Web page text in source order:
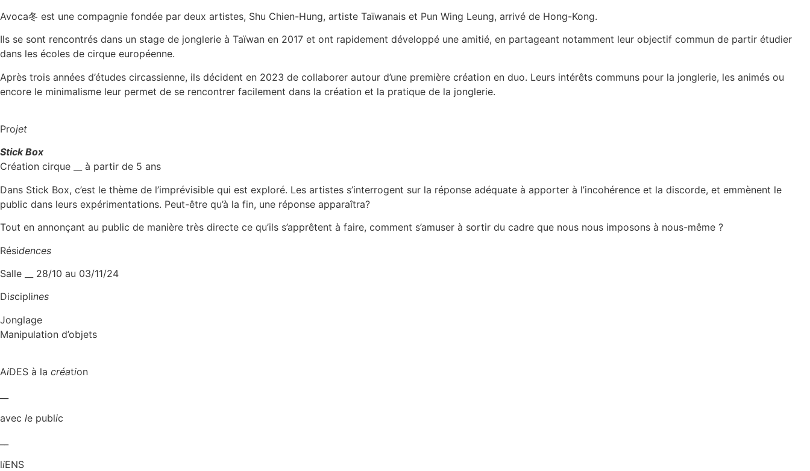
Avoca冬 est une compagnie fondée par deux artistes, Shu Chien-Hung, artiste Taïwanais et Pun Wing Leung, arrivé de Hong-Kong.
Ils se sont rencontrés dans un stage de jonglerie à Taïwan en 2017 et ont rapidement développé une amitié, en partageant notamment leur objectif commun de partir étudier
dans les écoles de cirque européenne.
Après trois années d’études circassienne, ils décident en 2023 de collaborer autour d’une première création en duo. Leurs intérêts communs pour la jonglerie, les animés ou
encore le minimalisme leur permet de se rencontrer facilement dans la création et la pratique de la jonglerie.
Projet
Stick Box
Création cirque __ à partir de 5 ans
Dans Stick Box, c’est le thème de l’imprévisible qui est exploré. Les artistes s’interrogent sur la réponse adéquate à apporter à l’incohérence et la discorde, et emmènent le
public dans leurs expérimentations. Peut-être qu’à la fin, une réponse apparaîtra?
Tout en annonçant au public de manière très directe ce qu’ils s’apprêtent à faire, comment s’amuser à sortir du cadre que nous nous imposons à nous-même ?
Résidences
Salle __ 28/10 au 03/11/24
Disciplines
Jonglage
Manipulation d’objets
AiDES à la création
avec le public
liENS